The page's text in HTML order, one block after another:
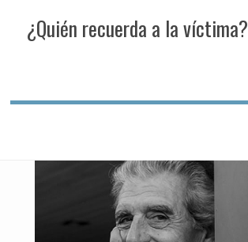
¿Quién recuerda a la víctima?